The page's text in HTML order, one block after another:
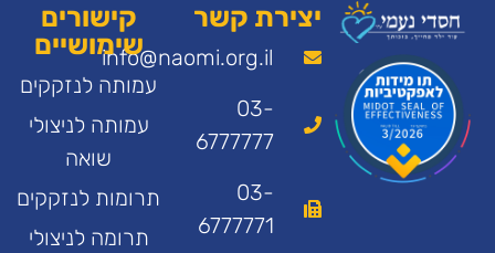
יצירת קשר
info@naomi.org.il
03-
6777777
03-
6777771
קישורים
שימושיים
עמותה לנזקקים
עמותה לניצולי
שואה
תרומות לנזקקים
תרומה לניצולי